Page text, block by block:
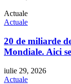
Actuale
Actuale
20 de miliarde
Mondiale. Aici
iulie 29, 2026
Actuale